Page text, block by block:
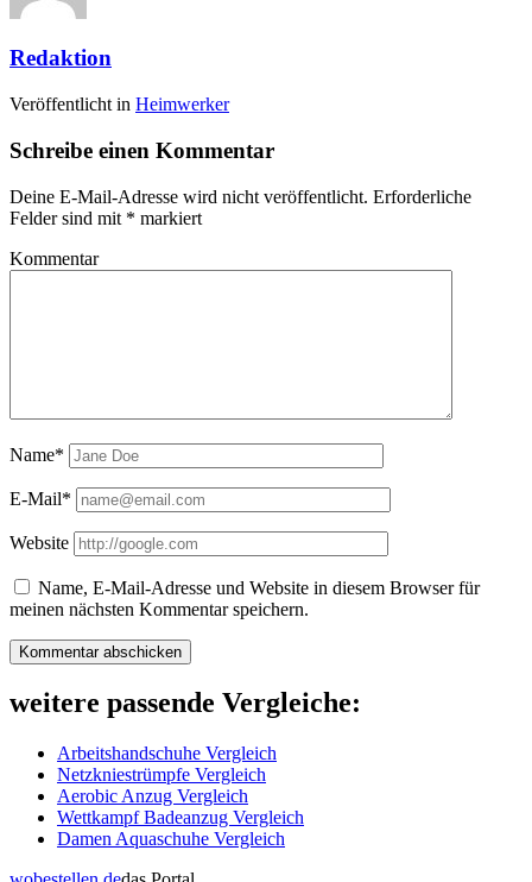
Redaktion
Veröffentlicht in Heimwerker
Schreibe einen Kommentar
Deine E-Mail-Adresse wird nicht veröffentlicht. Erforderliche
Felder sind mit * markiert
Kommentar
Name*
E-Mail*
Website
Name, E-Mail-Adresse und Website in diesem Browser für
meinen nächsten Kommentar speichern.
weitere passende Vergleiche:
Arbeitshandschuhe Vergleich
Netzkniestrümpfe Vergleich
Aerobic Anzug Vergleich
Wettkampf Badeanzug Vergleich
Damen Aquaschuhe Vergleich